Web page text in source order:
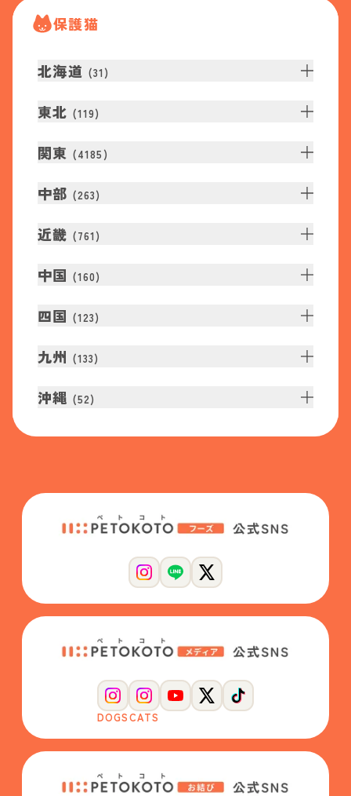
保護猫
北海道 (31 )
東北 (119)
関東 (4185 )
中部 (263)
近畿 (761 )
中国 (160)
四国 (123)
九州 (133)
沖縄 (52)
DOGSCATS